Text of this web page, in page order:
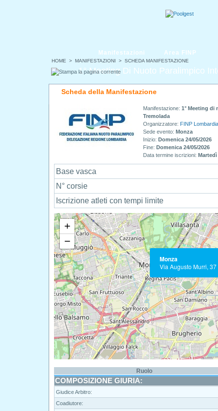
HOME > MANIFESTAZIONI > SCHEDA MANIFESTAZIONE
Manifestazioni Area FINP
1° Meeting Di Nuoto Paralimpico
Scheda della Manifestazione
Manifestazione: 1° Meeting di
Tremolada
Organizzatore: FINP Lombardia
Sede evento: Monza
Inizio: Domenica 24/05/2026
Fine: Domenica 24/05/2026
Data termine iscrizioni: Martedì
Base vasca
N° corsie
Iscrizione atleti con tempi limite
Monza
Via Augusto Murri, 37
+
−
Ruolo
COMPOSIZIONE GIURIA:
Giudice Arbitro:
Coadiutore: